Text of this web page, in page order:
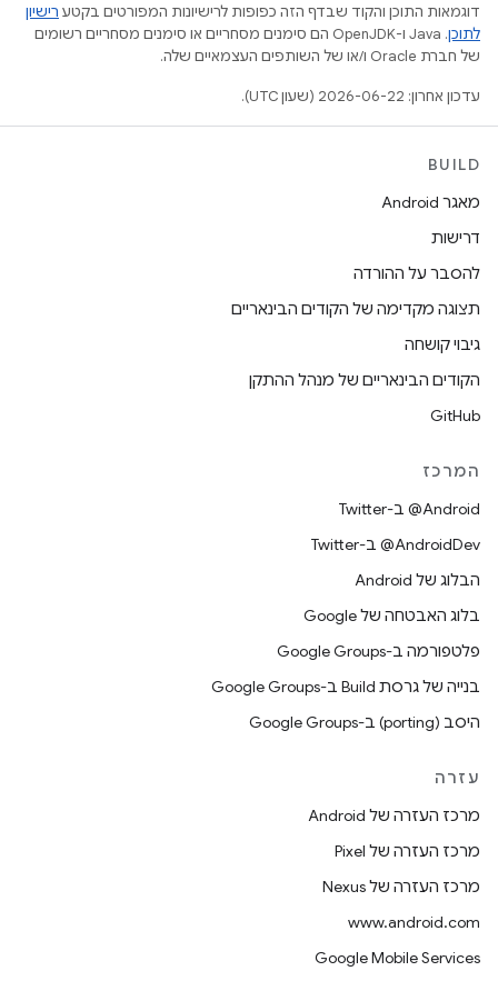
דוגמאות התוכן והקוד שבדף הזה כפופות לרישיונות המפורטים בקטע רישיון
לתוכן
.‏ Java ו-OpenJDK הם סימנים מסחריים או סימנים מסחריים רשומים
של חברת Oracle ו/או של השותפים העצמאיים שלה.
עדכון אחרון: 2026-06-22 (שעון UTC).
BUILD
מאגר Android
דרישות
להסבר על ההורדה
תצוגה מקדימה של הקודים הבינאריים
גיבוי קושחה
הקודים הבינאריים של מנהל ההתקן
GitHub
המרכז
‎@Android ב-Twitter
‎@AndroidDev ב-Twitter
הבלוג של Android
בלוג האבטחה של Google
פלטפורמה ב-Google Groups
בנייה של גרסת Build ב-Google Groups
היסב (porting) ב-Google Groups
עזרה
מרכז העזרה של Android
מרכז העזרה של Pixel
מרכז העזרה של Nexus
www.android.com
Google Mobile Services